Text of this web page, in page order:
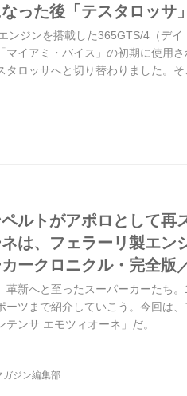
った後「テスタロッサ
ンジンを搭載した365GTS/4（デイ
マイアミ・バイス」の初期に使用さ
タロッサへと切り替わりました。そ
が関わって──。
ルトがアポロとして再
は、フェラーリ製エン
ークロニクル・完全版
革新へと至ったスーパーカーたち
ーツまで紹介していこう。今回は
ンサ エモツィオーネ」だ。
ガジン編集部